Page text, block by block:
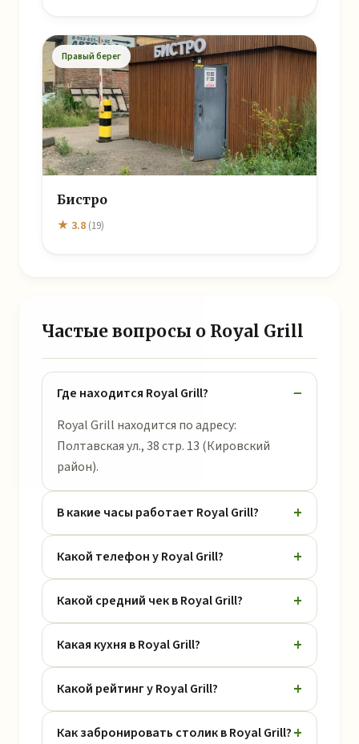
Правый берег
Бистро
★ 3.8 (19)
Частые вопросы о Royal Grill
Где находится Royal Grill?
Royal Grill находится по адресу:
Полтавская ул., 38 стр. 13 (Кировский
район).
В какие часы работает Royal Grill?
Какой телефон у Royal Grill?
Какой средний чек в Royal Grill?
Какая кухня в Royal Grill?
Какой рейтинг у Royal Grill?
Как забронировать столик в Royal Grill?